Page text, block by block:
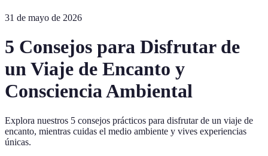
31 de mayo de 2026
5 Consejos para Disfrutar de
un Viaje de Encanto y
Consciencia Ambiental
Explora nuestros 5 consejos prácticos para disfrutar de un viaje de
encanto, mientras cuidas el medio ambiente y vives experiencias
únicas.